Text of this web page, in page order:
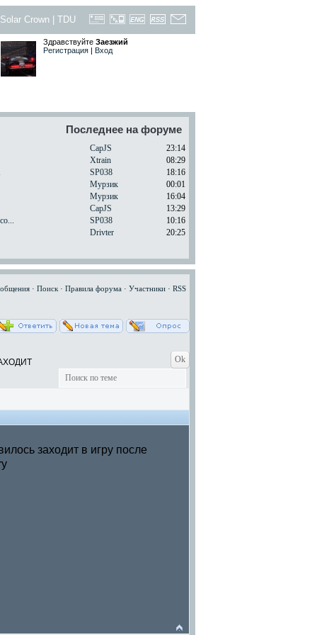
Solar Crown TDU
Здравствуйте Заезжий
Регистрация | Вход
Последнее на форуме
CapJS
23:14
Xtrain
08:29
SP038
18:16
Мурзик
00:01
Мурзик
16:04
CapJS
13:29
SP038
10:16
Drivter 20:25
· Поиск · Правила форума · Участники · RSS
заходит в игру после